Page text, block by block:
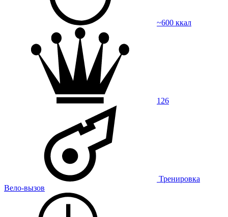
~600 ккал
126
Тренировка
Вело-вызов